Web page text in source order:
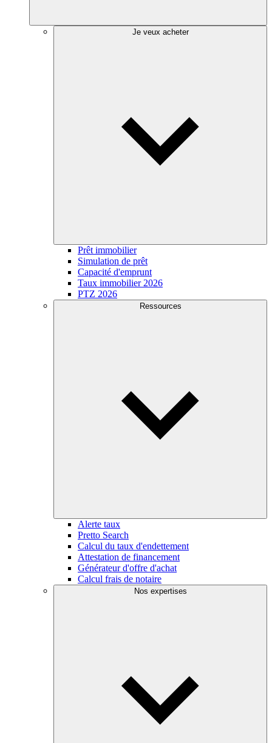
Je veux acheter
Prêt immobilier
Simulation de prêt
Capacité d'emprunt
Taux immobilier 2026
PTZ 2026
Ressources
Alerte taux
Pretto Search
Calcul du taux d'endettement
Attestation de financement
Générateur d'offre d'achat
Calcul frais de notaire
Nos expertises